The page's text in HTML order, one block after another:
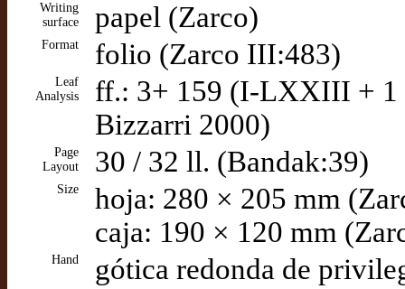
Writing
surface
papel (Zarco)
Format folio (Zarco III:483)
Leaf
Analysis
ff.: 3+ 159 (I-LXXIII + 1
Bizzarri 2000)
Page
Layout
30 / 32 ll. (Bandak:39)
Size
hoja: 280 × 205 mm
caja: 190 × 120 mm
Hand gótica redonda de